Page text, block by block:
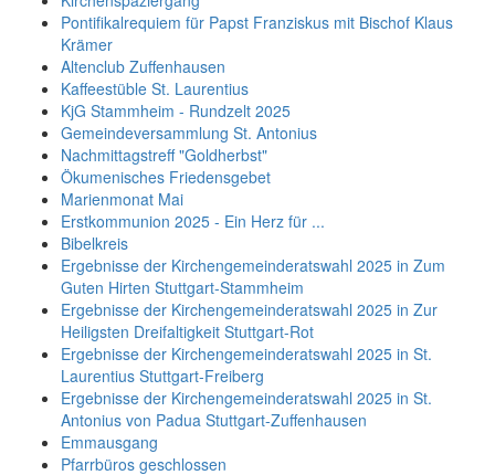
Pontifikalrequiem für Papst Franziskus mit Bischof Klaus
Krämer
Altenclub Zuffenhausen
Kaffeestüble St. Laurentius
KjG Stammheim - Rundzelt 2025
Gemeindeversammlung St. Antonius
Nachmittagstreff "Goldherbst"
Ökumenisches Friedensgebet
Marienmonat Mai
Erstkommunion 2025 - Ein Herz für ...
Bibelkreis
Ergebnisse der Kirchengemeinderatswahl 2025 in Zum
Guten Hirten Stuttgart-Stammheim
Ergebnisse der Kirchengemeinderatswahl 2025 in Zur
Heiligsten Dreifaltigkeit Stuttgart-Rot
Ergebnisse der Kirchengemeinderatswahl 2025 in St.
Laurentius Stuttgart-Freiberg
Ergebnisse der Kirchengemeinderatswahl 2025 in St.
Antonius von Padua Stuttgart-Zuffenhausen
Emmausgang
Pfarrbüros geschlossen